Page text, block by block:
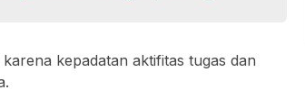
kepadatan aktifitas tugas dan